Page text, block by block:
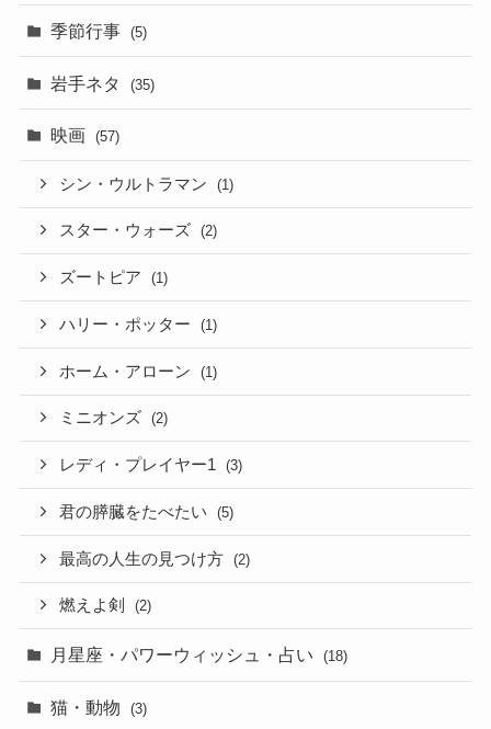
季節行事 (5)
岩手ネタ (35)
映画 (57)
シン・ウルトラマン (1)
スター・ウォーズ (2)
ズートピア (1)
ハリー・ポッター (1)
ホーム・アローン (1)
ミニオンズ (2)
レディ・プレイヤー1 (3)
君の膵臓をたべたい (5)
最高の人生の見つけ方 (2)
燃えよ剣 (2)
月星座・パワーウィッシュ・占い (18)
猫・動物 (3)